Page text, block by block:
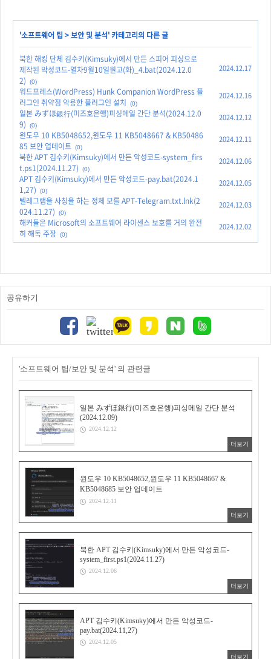
'소프트웨어 팁 >보안 및 분석' 카테고리의 다른 글
북한 해킹 단체 김수키(Kimsuky)에서 만든 스피어 피싱으로
제작된 악성코드-열차9월10일원고(화)_4.bat(2024.12.0
2)
(0)
2024.12.17
워드프레스(WordPress) Hunk Companion WordPress 플
러그인 취약점 악용한 플러그인 설치
(0)
2024.12.16
일본 みずほ銀行(미즈호은행)피싱메일 간단 분석(2024.12.0
9)
(0)
2024.12.12
윈도우 10 KB5048652,윈도우 11 KB5048667 & KB50486
85 보안 업데이트 (0)
2024.12.11
북한 APT 김수키(Kimsuky)에서 만든 악성코드-system_firs
t.ps1(2024.11.27)
(0)
2024.12.06
APT 김수키(Kimsuky)에서 만든 악성코드-pay.bat(2024.1
1,27)
(0)
2024.12.05
텔레그램을 사칭을 하는 정체 모를 APT-Telegram.txt.lnk(2
024.11.27)
(0)
2024.12.03
해커들은 Microsoft의 소프트웨어 라이센스 보호를 거의 완전
히 해독 주장 (0)
2024.12.02
공유하기
'소프트웨어 팁/보안 및 분석' 의 관련글
일본 みずほ銀行(미즈호은행)피싱메일 간단 분석
(2024.12.09)
2024.12.12
더보기
윈도우 10 KB5048652,윈도우 11 KB5048667 &
KB5048685 보안 업데이트
2024.12.11
더보기
북한 APT 김수키(Kimsuky)에서 만든 악성코드-
system_first.ps1(2024.11.27)
2024.12.06
더보기
APT 김수키(Kimsuky)에서 만든 악성코드-
pay.bat(2024.11,27)
2024.12.05
더보기